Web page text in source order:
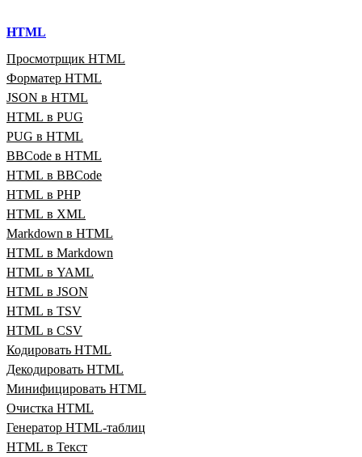
HTML
Просмотрщик HTML
Форматер HTML
JSON в HTML
HTML в PUG
PUG в HTML
BBCode в HTML
HTML в BBCode
HTML в PHP
HTML в XML
Markdown в HTML
HTML в Markdown
HTML в YAML
HTML в JSON
HTML в TSV
HTML в CSV
Кодировать HTML
Декодировать HTML
Минифицировать HTML
Очистка HTML
Генератор HTML‑таблиц
HTML в Текст